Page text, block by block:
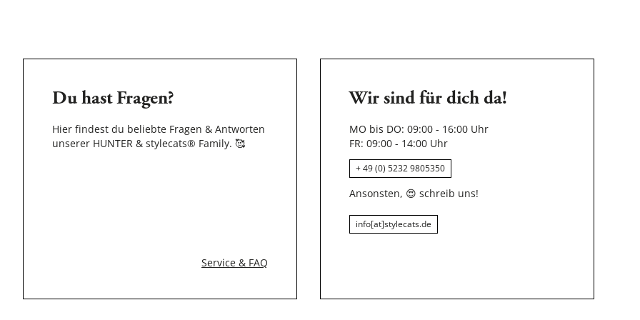
Du hast Fragen?
Hier findest du beliebte Fragen & Antworten
unserer HUNTER & stylecats® Family. 🥰
Service & FAQ
Wir sind für dich da!
MO bis DO: 09:00 - 16:00 Uhr
FR: 09:00 - 14:00 Uhr
+ 49 (0) 5232 9805350
Ansonsten, 😍 schreib uns!
info[at]stylecats.de